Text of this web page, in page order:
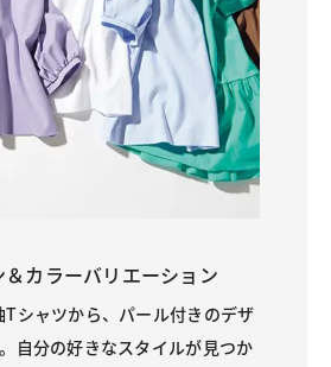
カラーバリエーション
シャツから、パール付きのデザ
自分の好きなスタイルが見つか